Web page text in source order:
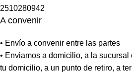
A convenir
• Envío a convenir entre las partes
• Enviamos a domicilio, a la sucursal
tu domicilio, a un punto de retiro, a